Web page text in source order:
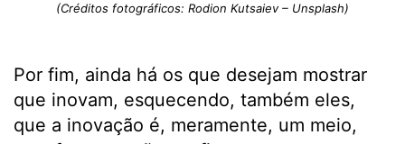
(Créditos fotográficos: Rodion Kutsaiev – Unsplash)
Por fim, ainda há os que desejam mostrar
que inovam, esquecendo, também eles,
que a inovação é, meramente, um meio,